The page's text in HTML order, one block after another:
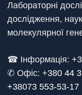
Лабораторні
дослідження,
молекулярної
☎ Інформація:
✆ Офіс: +380 44
+38073 553-53-17